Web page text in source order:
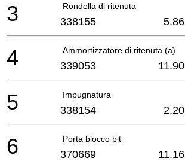
Rondella di ritenuta
3 338155 5.86
Ammortizzatore di ritenuta (a)
4 339053 11.90
Impugnatura
5 338154 2.20
Porta blocco bit
6 370669 11.16